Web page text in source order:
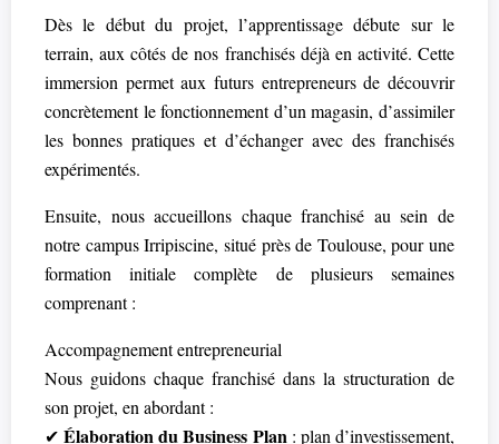
Dès le début du projet, l’apprentissage débute sur le
terrain, aux côtés de nos franchisés déjà en activité. Cette
immersion permet aux futurs entrepreneurs de découvrir
concrètement le fonctionnement d’un magasin, d’assimiler
les bonnes pratiques et d’échanger avec des franchisés
expérimentés.
Ensuite, nous accueillons chaque franchisé au sein de
notre campus Irripiscine, situé près de Toulouse, pour une
formation initiale complète de plusieurs semaines
comprenant :
Accompagnement entrepreneurial
Nous guidons chaque franchisé dans la structuration de
son projet, en abordant :
✔Élaboration du Business Plan: plan d’investissement,